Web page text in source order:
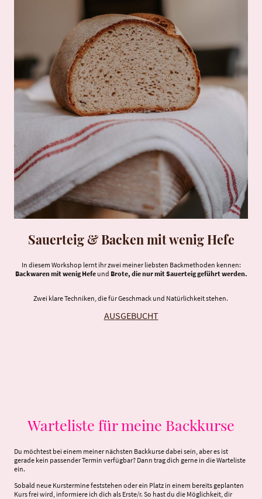
Sauerteig & Backen mit wenig Hefe
In diesem Workshop lernt ihr zwei meiner liebsten Backmethoden kennen:
Backwaren mit wenig Hefeund Brote, die nur mit Sauerteig geführt werden.
Zwei klare Techniken, die für Geschmack und Natürlichkeit stehen.
AUSGEBUCHT
Warteliste für meine Backkurse
Du möchtest bei einem meiner nächsten Backkurse dabei sein, aber es ist
gerade kein passender Termin verfügbar? Dann trag dich gerne in die Warteliste
ein.
Sobald neue Kurstermine feststehen oder ein Platz in einem bereits geplanten
Kurs frei wird, informiere ich dich als Erste/r. So hast du die Möglichkeit, dir